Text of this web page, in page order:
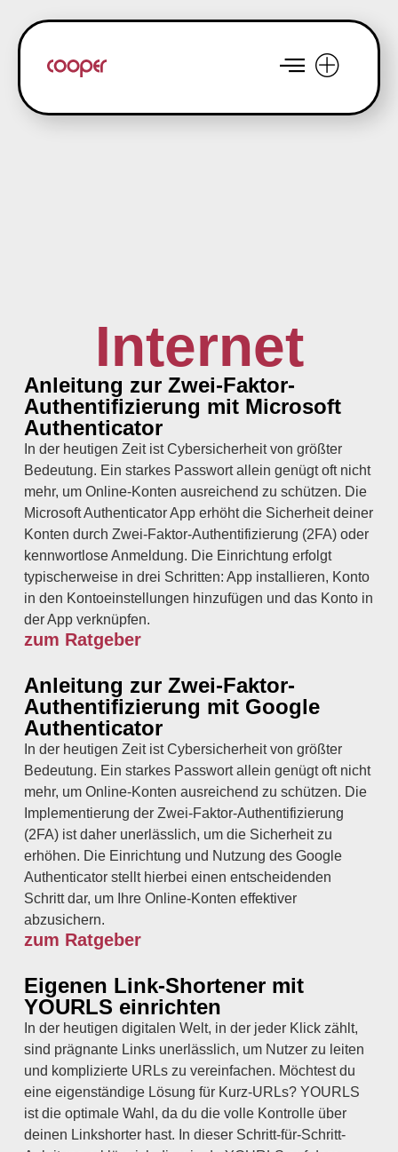
Internet
Anleitung zur Zwei-Faktor-
Authentifizierung mit Microsoft
Authenticator
In der heutigen Zeit ist Cybersicherheit von größter
Bedeutung. Ein starkes Passwort allein genügt oft nicht
mehr, um Online-Konten ausreichend zu schützen. Die
Microsoft Authenticator App erhöht die Sicherheit deiner
Konten durch Zwei-Faktor-Authentifizierung (2FA) oder
kennwortlose Anmeldung. Die Einrichtung erfolgt
typischerweise in drei Schritten: App installieren, Konto
in den Kontoeinstellungen hinzufügen und das Konto in
der App verknüpfen.
zum Ratgeber
Anleitung zur Zwei-Faktor-
Authentifizierung mit Google
Authenticator
In der heutigen Zeit ist Cybersicherheit von größter
Bedeutung. Ein starkes Passwort allein genügt oft nicht
mehr, um Online-Konten ausreichend zu schützen. Die
Implementierung der Zwei-Faktor-Authentifizierung
(2FA) ist daher unerlässlich, um die Sicherheit zu
erhöhen. Die Einrichtung und Nutzung des Google
Authenticator stellt hierbei einen entscheidenden
Schritt dar, um Ihre Online-Konten effektiver
abzusichern.
zum Ratgeber
Eigenen Link-Shortener mit
YOURLS einrichten
In der heutigen digitalen Welt, in der jeder Klick zählt,
sind prägnante Links unerlässlich, um Nutzer zu leiten
und komplizierte URLs zu vereinfachen. Möchtest du
eine eigenständige Lösung für Kurz-URLs? YOURLS
ist die optimale Wahl, da du die volle Kontrolle über
deinen Linkshorter hast. In dieser Schritt-für-Schritt-